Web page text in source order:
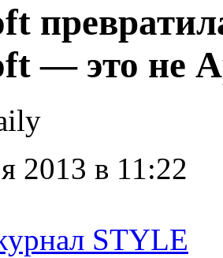
— это не
2013 в 11:22
STYLE